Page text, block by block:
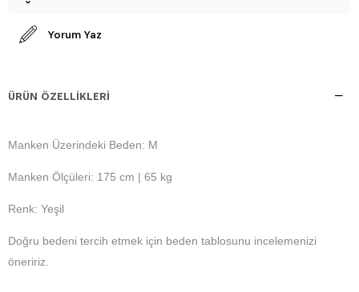
Yorum Yaz
ÜRÜN ÖZELLIKLERI
Manken Üzerindeki Beden: M
Manken Ölçüleri: 175 cm | 65 kg
Renk: Yeşil
Doğru bedeni tercih etmek için beden tablosunu incelemenizi
öneririz.